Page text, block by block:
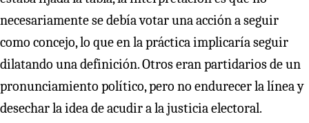
necesariamente se debía votar una acción a seguir
como concejo, lo que en la práctica implicaría seguir
dilatando una definición. Otros eran partidarios de un
pronunciamiento político, pero no endurecer la línea y
desechar la idea de acudir a la justicia electoral.